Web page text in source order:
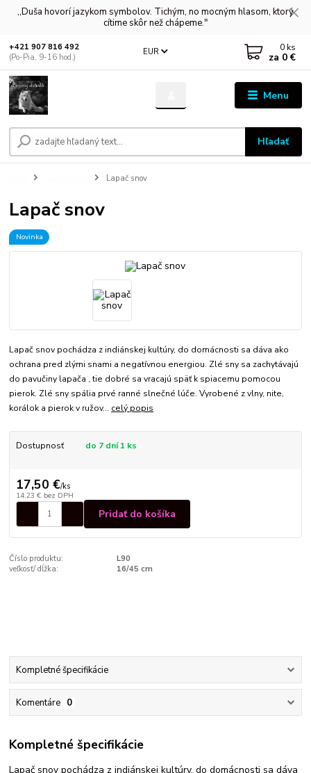
,,Duša hovorí jazykom symbolov. Tichým, no mocným hlasom, ktorý
cítime skôr než chápeme."
Menu
EUR
Hľadať
+421 907 816 492
(Po-Pia, 9-16 hod.)
0 ks
za 0 €
Lapač snov
Lapač snov
Novinka
Lapač snov pochádza z indiánskej kultúry, do domácnosti sa dáva ako
ochrana pred zlými snami a negatívnou energiou. Zlé sny sa zachytávajú
do pavučiny lapača , tie dobré sa vracajú späť k spiacemu pomocou
pierok. Zlé sny spália prvé ranné slnečné lúče. Vyrobené z vlny, nite,
korálok a pierok v ružov... celý popis
Dostupnosť do 7 dní 1 ks
17,50 €/ks
14,23 € bez DPH
Pridať do košíka
Číslo produktu:
L90
veľkosť/ dĺžka:
16/45 cm
Kompletné špecifikácie
Komentáre 0
Kompletné špecifikácie
Lapač snov pochádza z indiánskej kultúry, do domácnosti sa dáva